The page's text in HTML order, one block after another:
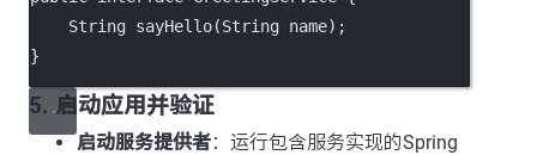
    String
sayHello(String name);
}
5. 启动应用并验证
启动服务提供者：运行包含服务实现的Spring